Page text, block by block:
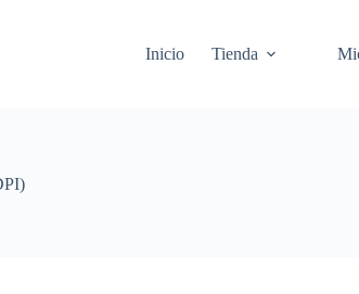
Inicio Tienda